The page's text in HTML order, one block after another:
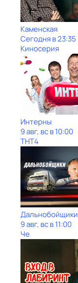
Каменская
Сегодня в 23:35
Киносерия
Интерны
9 авг, вс в 10:00
ТНТ4
Дальнобойщики
9 авг, вс в 11:00
Че